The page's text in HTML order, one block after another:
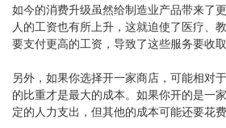
如今的消费升级虽然给制造业产品带来了
人的工资也有所上升，这就迫使了医疗、
要支付更高的工资，导致了这些服务要收取
另外，如果你选择开一家商店，可能相对
的比重才是最大的成本。如果你开的是一
定的人力支出，但其他的成本可能还要花费